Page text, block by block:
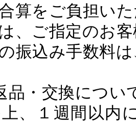
算をご負担い
、ご指定のお
振込み手数料
品・交換につい
上、１週間以